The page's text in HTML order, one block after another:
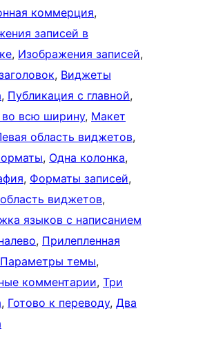
коммерция
записей в
, Изображения записей
, Виджеты
, Публикация с главной
всю ширину, Макет
область виджетов
, Одна колонка
, Форматы записей
виджетов
языков с написанием
, Прилепленная
Параметры темы
комментарии, Три
, Готово к переводу, Два